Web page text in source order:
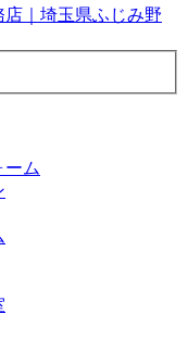
ーム